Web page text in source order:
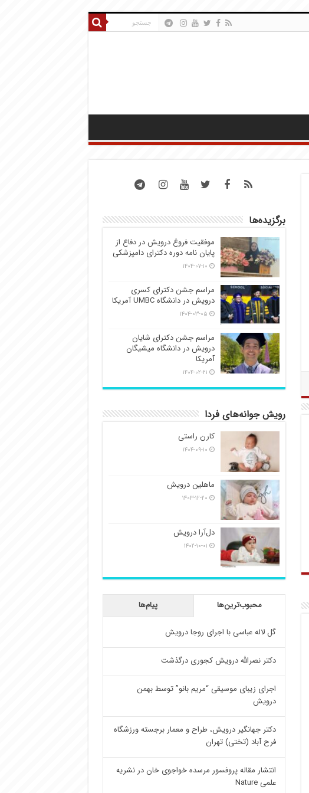
برگزیده‌ها
موفقیت فروغ درویش در دفاع از
پایان نامه دوره دکترای دامپزشکی
۱۴۰۴-۰۷-۱۰
مراسم جشن دکترای کسری
درویش در دانشگاه UMBC آمریکا
۱۴۰۴-۰۳-۰۵
مراسم جشن دکترای شایان
درویش در دانشگاه میشیگان
آمریکا
۱۴۰۴-۰۲-۲۱
رویش جوانه‌های فردا
کارن راستی
۱۴۰۴-۰۹-۱۰
ماهلین درویش
۱۴۰۳-۱۲-۲۰
دل‌آرا درویش
۱۴۰۲-۱۰-۰۱
محبوب‌ترین‌ها پیام‌ها
گل لاله عباسی با اجرای روجا درویش
دکتر نصرالله درویش کجوری درگذشت
اجرای زیبای موسیقی “مریم بانو” توسط بهمن
درویش
دکتر جهانگیر درویش، طراح و معمار برجسته ورزشگاه
فرح آباد (تختی) تهران
انتشار مقاله پروفسور مرسده خواجوی خان در نشریه
علمی Nature